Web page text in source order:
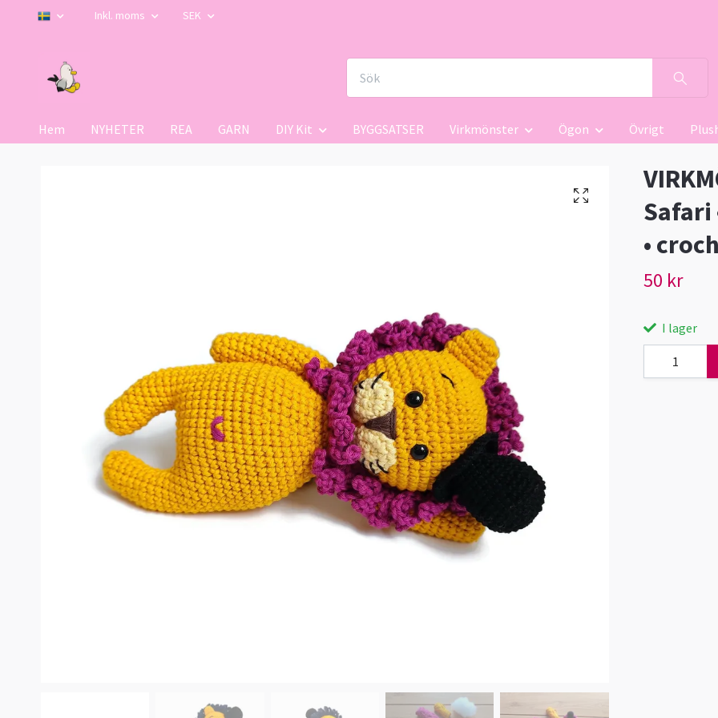
Inkl. moms SEK
Hem NYHETER REA GARN DIY Kit BYGGSATSER Virkmönster Ögon Övrigt
•
50 kr
I lager